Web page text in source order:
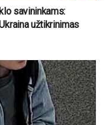
savininkams:
užtikrinimas